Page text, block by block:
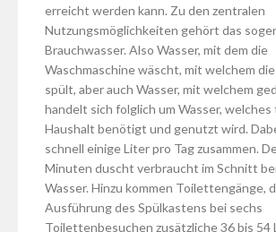
erreicht werden kann. Zu den zentralen
Nutzungsmöglichkeiten gehört das
Brauchwasser. Also Wasser, mit dem die
Waschmaschine wäscht, mit welchem
spült, aber auch Wasser, mit welchem
handelt sich folglich um Wasser, welches
Haushalt benötigt und genutzt wird.
schnell einige Liter pro Tag zusammen.
Minuten duscht verbraucht im Schnitt
Wasser. Hinzu kommen Toilettengänge,
Ausführung des Spülkastens bei sechs
Toilettenbesuchen zusätzliche 36 bis 54